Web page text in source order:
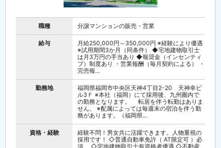
職種 分譲マンションの販売・営業
給与
月給250,000円～350,000円 ※経験により優遇
※試用期間3か月（同条件） ◆宅地建物取引士
は月3万円の手当あり ◆報奨金（インセンティ
ブ）制度あり ・営業報酬（毎月契約による） ・
完売報...
勤務地
福岡県福岡市中央区天神4丁目2-20 天神幸ビ
ル3Ｆ ※本社（福岡）にて採用後、九州圏内で
の勤務となります。 転居を伴う転勤はありま
せん。 ※配属によっては毎週末の宿泊を伴う勤
務があります。（福岡県...
資格・経験
経験不問！男女共に活躍できます。人物重視の
採用です！ ◇普通自動車免許（ AT限定可 ）必
須 ◇宅地建物取引士有資格者優遇 ◇不動産